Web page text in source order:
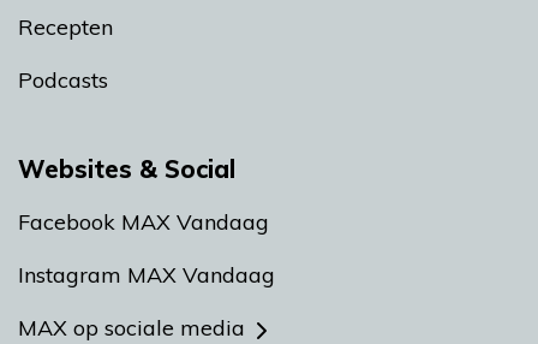
Recepten
Podcasts
Websites & Social
Facebook MAX Vandaag
Instagram MAX Vandaag
MAX op sociale media